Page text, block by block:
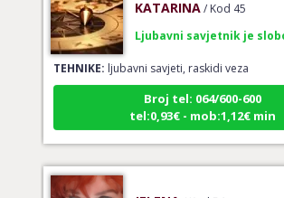
Ljubavni savjetnik je
TEHNIKE:ljubavni savjeti, raskidi veza
Broj tel: 064/600-600
tel:0,93€ - mob:1,12€ min